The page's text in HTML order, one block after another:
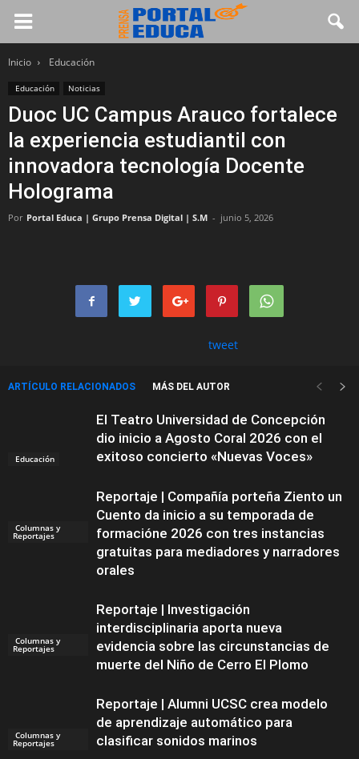
Inicio Educación
Educación Noticias
Duoc UC Campus Arauco fortalece
la experiencia estudiantil con
innovadora tecnología Docente
Holograma
Por Portal Educa | Grupo Prensa Digital | S.M - junio 5, 2026
tweet
ARTÍCULO RELACIONADOS MÁS DEL AUTOR
Educación
El Teatro Universidad de Concepción
dio inicio a Agosto Coral 2026 con el
exitoso concierto «Nuevas Voces»
Columnas y
Reportajes
Reportaje | Compañía porteña Ziento un
Cuento da inicio a su temporada de
formacióne 2026 con tres instancias
gratuitas para mediadores y narradores
orales
Columnas y
Reportajes
Reportaje | Investigación
interdisciplinaria aporta nueva
evidencia sobre las circunstancias de
muerte del Niño de Cerro El Plomo
Columnas y
Reportajes
Reportaje | Alumni UCSC crea modelo
de aprendizaje automático para
clasificar sonidos marinos